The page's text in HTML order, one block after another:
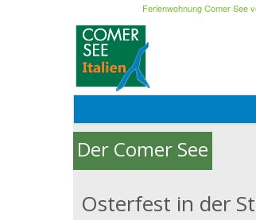
Ferienwohnung Comer See
Der Comer See
Osterfest in der